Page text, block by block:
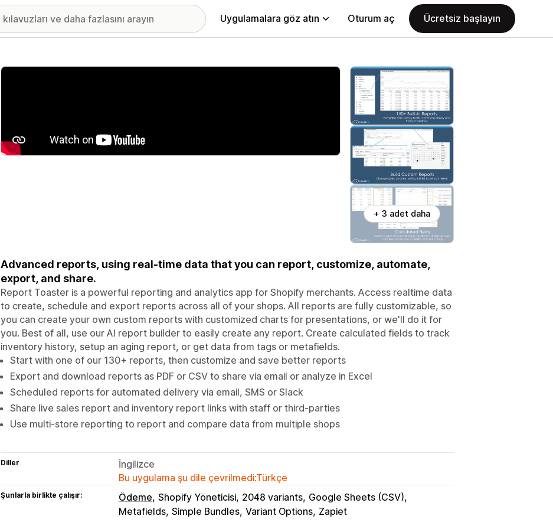
Uygulamalara göz atın Oturum aç Ücretsiz başlayın
Öne çıkan görsel galerisi
+ 3 adet daha
Advanced reports, using real-time data that you can report, customize, automate,
export, and share.
Report Toaster is a powerful reporting and analytics app for Shopify merchants. Access realtime data
to create, schedule and export reports across all of your shops. All reports are fully customizable, so
you can create your own custom reports with customized charts for presentations, or we'll do it for
you. Best of all, use our AI report builder to easily create any report. Create calculated fields to track
inventory history, setup an aging report, or get data from tags or metafields.
Start with one of our 130+ reports, then customize and save better reports
Export and download reports as PDF or CSV to share via email or analyze in Excel
Scheduled reports for automated delivery via email, SMS or Slack
Share live sales report and inventory report links with staff or third-parties
Use multi-store reporting to report and compare data from multiple shops
Diller
İngilizce
Bu uygulama şu dile çevrilmedi:Türkçe
Şunlarla birlikte çalışır: Ödeme Shopify Yöneticisi 2048 variants Google Sheets (CSV)
Metafields Simple Bundles Variant Options Zapiet